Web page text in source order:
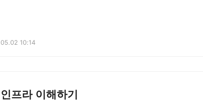
10:14
프라 이해하기